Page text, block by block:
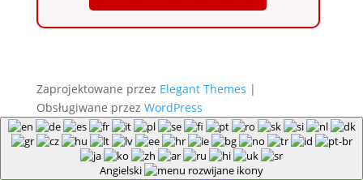
Zaprojektowane przez Elegant Themes |
Obsługiwane przez WordPress
Angielski